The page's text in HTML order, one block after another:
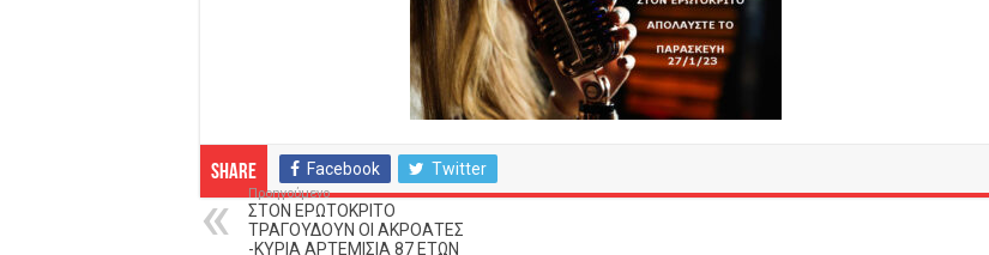
Share Facebook Twitter
Προηγούμενο
ΣΤΟΝ ΕΡΩΤΟΚΡΙΤΟ
ΤΡΑΓΟΥΔΟΥΝ ΟΙ ΑΚΡΟΑΤΕΣ
-ΚΥΡΙΑ ΑΡΤΕΜΙΣΙΑ 87 ΕΤΩΝ